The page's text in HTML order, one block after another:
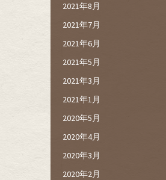
2021年8月
2021年7月
2021年6月
2021年5月
2021年3月
2021年1月
2020年5月
2020年4月
2020年3月
2020年2月